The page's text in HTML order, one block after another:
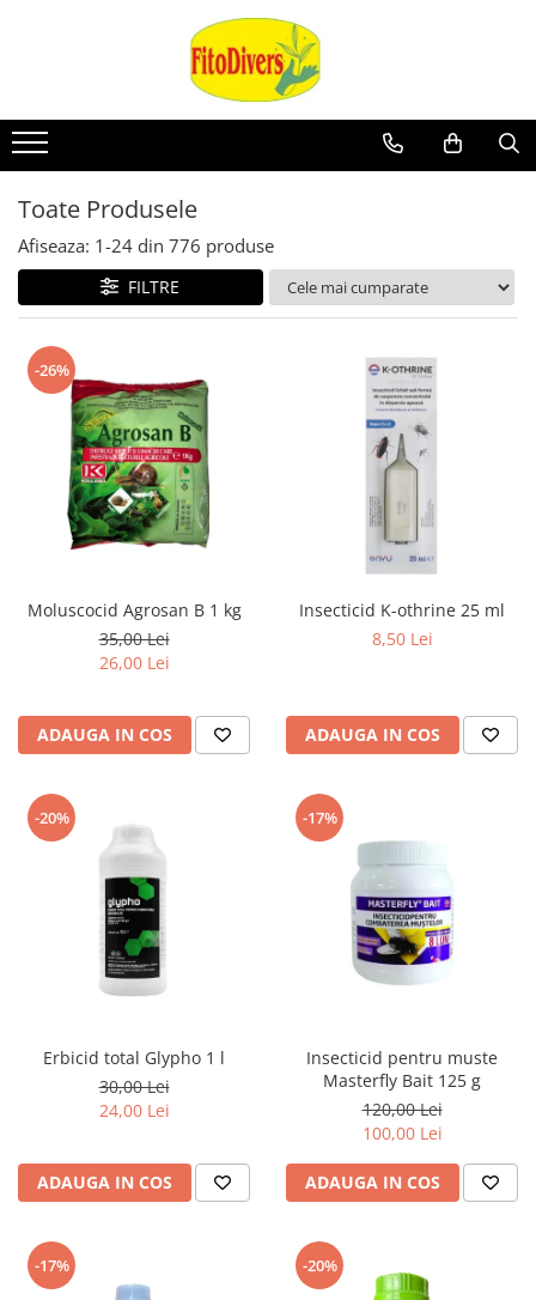
Toate Produsele
Afiseaza: 1-24 din 776 produse
FILTRE
-26%
Moluscocid Agrosan B 1 kg
35,00 Lei
26,00 Lei
ADAUGA IN COS
Insecticid K-othrine 25 ml
8,50 Lei
ADAUGA IN COS
-20%
Erbicid total Glypho 1 l
30,00 Lei
24,00 Lei
ADAUGA IN COS
-17%
Insecticid pentru muste
Masterfly Bait 125 g
120,00 Lei
100,00 Lei
ADAUGA IN COS
-17% -20%